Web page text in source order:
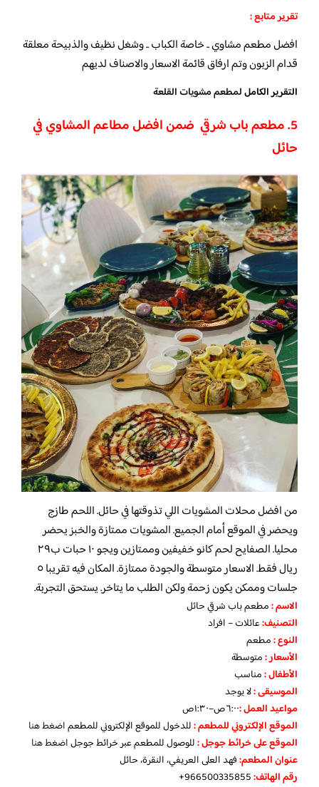
تقرير متابع :
افضل مطعم مشاوي .. خاصة الكباب .. وشغل نظيف والذبيحة معلقة
قدام الزبون وتم ارفاق قائمة الاسعار والاصناف لديهم
التقرير الكامللمطعم مشويات القلعة
5. مطعم باب شرقي ضمن افضل مطاعم المشاوي في
حائل
من افضل محلات المشويات اللي تذوقتها في حائل. اللحم طازج
ويحضر في الموقع أمام الجميع. المشويات ممتازة والخبز يحضر
محليا. الصفايح لحم كانو خفيفين وممتازين ويجو ١٠ حبات ب٢٩
ريال فقط. الاسعار متوسطة والجودة ممتازة. المكان فيه تقريبا ٥
جلسات وممكن يكون زحمة ولكن الطلب ما يتاخر. يستحق التجربة.
الاسم :مطعم باب شرقي حائل
التصنيف:عائلات – افراد
النوع :مطعم
الأسعار:متوسطة
الأطفال:مناسب
الموسيقى :لا يوجد
مواعيد العمل :٦:٠٠ص–١:٣٠ص
الموقع الإلكتروني للمطعم:للدخول للموقع الإلكتروني للمطعماضغط هنا
الموقع على خرائط جوجل:للوصول للمطعم عبر خرائط جوجلاضغط هنا
عنوان المطعم:فهد العلى العريفي، النقرة، حائل
رقم الهاتف: